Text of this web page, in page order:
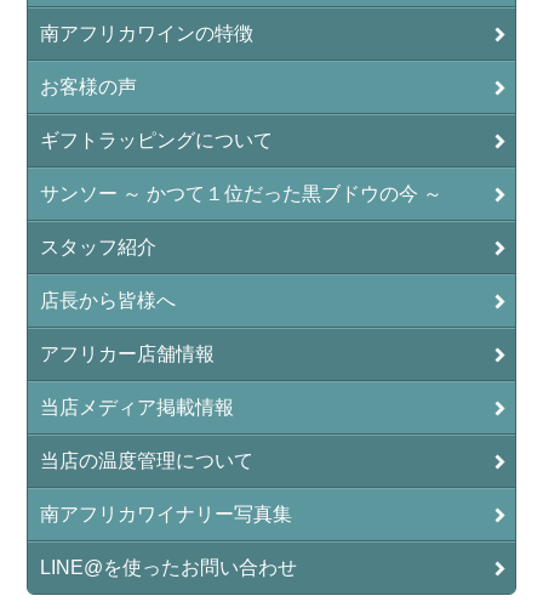
南アフリカワインの特徴
お客様の声
ギフトラッピングについて
サンソー ～ かつて１位だった黒ブドウの今 ～
スタッフ紹介
店長から皆様へ
アフリカー店舗情報
当店メディア掲載情報
当店の温度管理について
南アフリカワイナリー写真集
LINE@を使ったお問い合わせ